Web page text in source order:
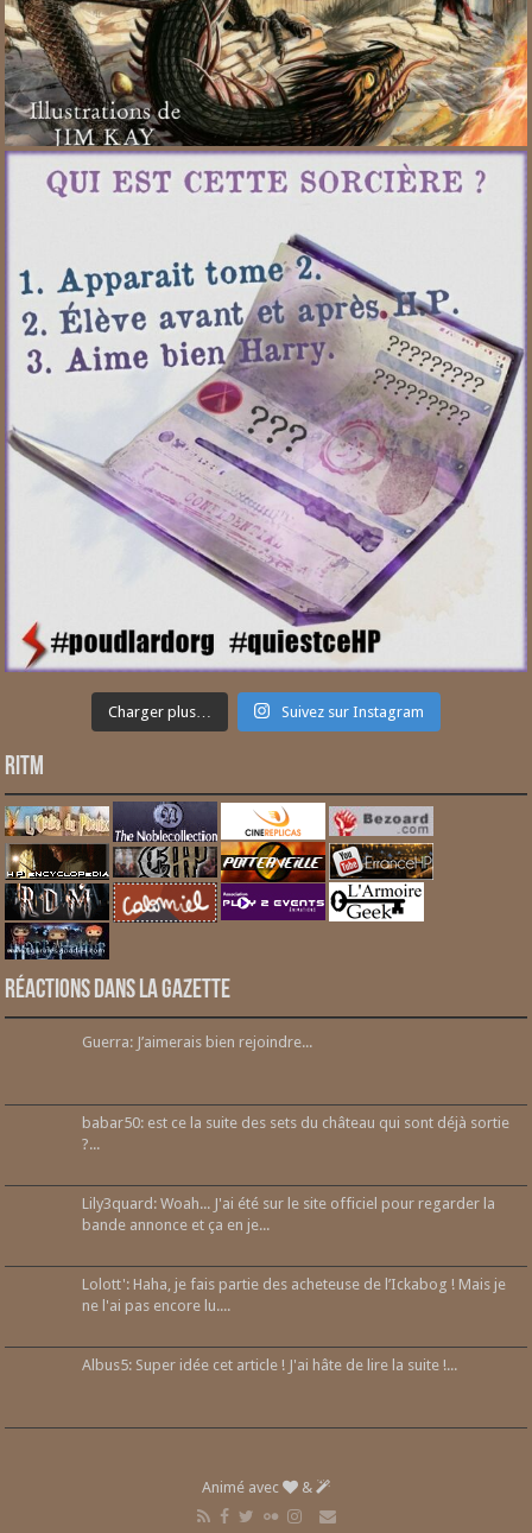
Charger plus… Suivez sur Instagram
RITM
Réactions dans la gazette
Guerra: J’aimerais bien rejoindre...
babar50: est ce la suite des sets du château qui sont déjà sortie
?...
Lily3quard: Woah... J'ai été sur le site officiel pour regarder la
bande annonce et ça en je...
Lolott': Haha, je fais partie des acheteuse de l’Ickabog ! Mais je
ne l'ai pas encore lu....
Albus5: Super idée cet article ! J'ai hâte de lire la suite !...
Animé avec &